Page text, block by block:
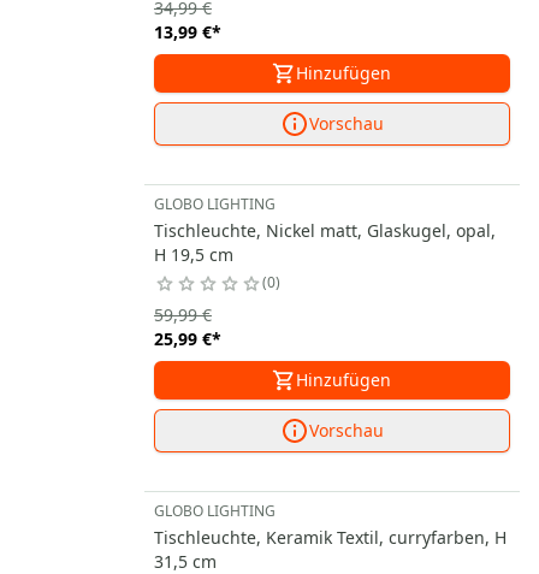
13,99 €*
34,99 €
Hinzufügen
Vorschau
GLOBO LIGHTING
Tischleuchte, Nickel matt, Glaskugel, opal,
H 19,5 cm
0
25,99 €*
59,99 €
Hinzufügen
Vorschau
GLOBO LIGHTING
Tischleuchte, Keramik Textil, curryfarben, H
31,5 cm